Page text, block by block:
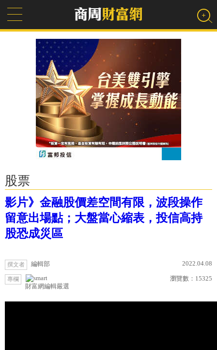
股票
影片》金融股價差空間有限，波段操作
留意出場點；大盤當心縮表，投信高持
股恐成災區
撰文者 編輯部 2022.04.08
專欄
財富網編輯嚴選
瀏覽數： 15325